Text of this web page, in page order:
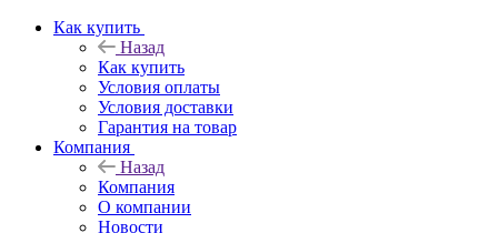
Как купить
Назад
Как купить
Условия оплаты
Условия доставки
Гарантия на товар
Компания
Назад
Компания
О компании
Новости